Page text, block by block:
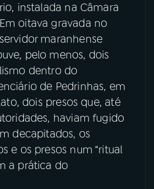
Facebook
instalada na Câmara
oitava gravada no
maranhense
pelo menos, dois
dentro do
de Pedrinhas, em
dois presos que, até
haviam fugido
decapitados, os
e os presos num “ritual
a prática do